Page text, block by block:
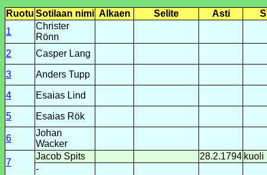
Ruotu Sotilaan nimi Alkaen Selite Asti
1
Christer
Rönn
2
Casper Lang
3 Anders Tupp
4 Esaias Lind
5 Esaias Rök
6
Johan
Wacker
7
Jacob Spits 28.2.1794 kuoli
-